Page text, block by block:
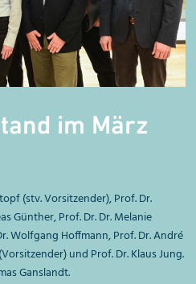
im März
(stv. Vorsitzender), Prof. Dr.
Günther, Prof. Dr. Dr. Melanie
Wolfgang Hoffmann, Prof. Dr. André
und Prof. Dr. Klaus Jung.
Ganslandt.